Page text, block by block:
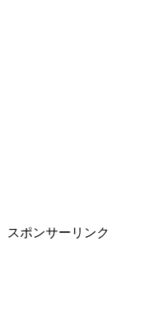
スポンサーリンク